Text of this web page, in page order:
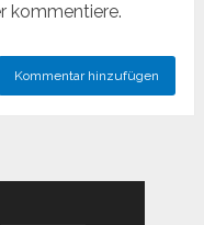
kommentiere.